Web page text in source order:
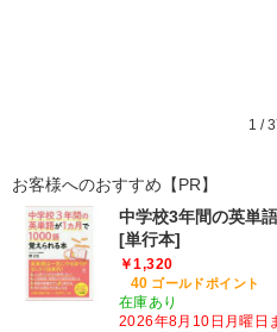
1 /
お客様へのおすすめ【PR】
中学校3年間の英単
[単行本]
￥1,320
40 ゴールドポイント
在庫あり
2026年8月10日月曜日